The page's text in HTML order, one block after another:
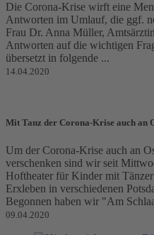
Die Corona-Krise wirft eine
Antworten im Umlauf, die ggf.
Frau Dr. Anna Müller,
Antworten auf die wichtigen
übersetzt in folgende ...
14.04.2020
Mit Tanz der Corona-Krise auch an
Um der Corona-Krise auch an
verschenken sind wir seit
Hoftheater für Kinder mit
Erxleben in verschiedenen
Begonnen haben wir "Am
09.04.2020